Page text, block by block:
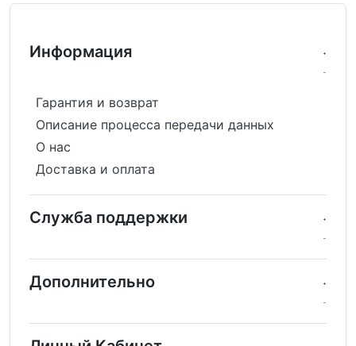
Информация
Гарантия и возврат
Описание процесса передачи данных
О нас
Доставка и оплата
Служба поддержки
Дополнительно